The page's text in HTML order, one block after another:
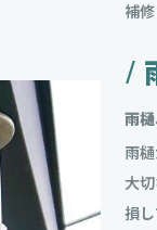
補
/
雨
雨
大
損